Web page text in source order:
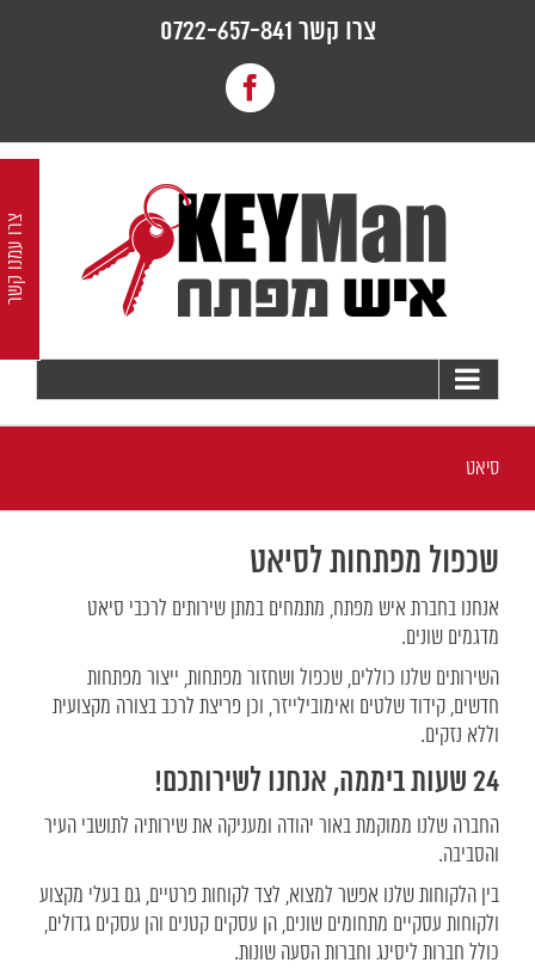
צרו קשר 0722-657-841
Facebook
סיאט
שכפול מפתחות לסיאט
אנחנו בחברת איש מפתח, מתמחים במתן שירותים לרכבי סיאט
מדגמים שונים.
השירותים שלנו כוללים, שכפול ושחזור מפתחות, ייצור מפתחות
חדשים, קידוד שלטים ואימובילייזר, וכן פריצת לרכב בצורה מקצועית
וללא נזקים.
24 שעות ביממה, אנחנו לשירותכם!
החברה שלנו ממוקמת באור יהודה ומעניקה את שירותיה לתושבי העיר
והסביבה.
בין הלקוחות שלנו אפשר למצוא, לצד לקוחות פרטיים, גם בעלי מקצוע
ולקוחות עסקיים מתחומים שונים, הן עסקים קטנים והן עסקים גדולים,
כולל חברות ליסינג וחברות הסעה שונות.
צרו עמנו קשר